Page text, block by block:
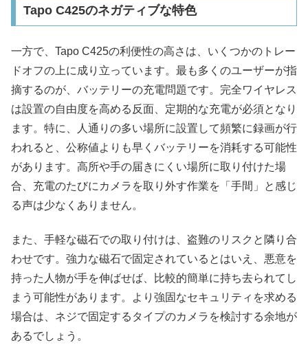
Tapo C425のネガティブな特色
一方で、Tapo C425の利便性の高さは、いくつかのトレー
ドオフの上に成り立っています。最も多くのユーザーが指
摘するのが、バッテリーの充電問題です。完全ワイヤレス
は設置の自由度を高める反面、定期的な充電が必須となり
ます。特に、人通りの多い場所に設置して頻繁に録画が行
われると、公称値よりも早くバッテリーを消耗する可能性
があります。高所や手の届きにくい場所に取り付けた場
合、充電のたびにカメラを取り外す作業を「手間」と感じ
る声は少なくありません。​
また、手軽な磁石での取り付けは、盗難のリスクと隣り合
わせです。強力な磁石で固定されているとはいえ、悪意を
持った人物が手を伸ばせば、比較的簡単に持ち去られてし
まう可能性があります。より強固なセキュリティを求める
場合は、ネジで固定するタイプのカメラを検討する余地が
あるでしょう。​